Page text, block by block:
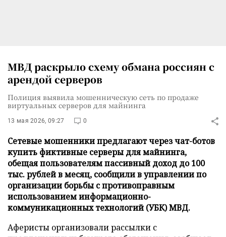
МВД раскрыло схему обмана россиян с
арендой серверов
Полиция выявила мошенническую сеть по продаже
виртуальных серверов для майнинга
13 мая 2026, 09:27 0
Сетевые мошенники предлагают через чат-ботов
купить фиктивные серверы для майнинга,
обещая пользователям пассивный доход до 100
тыс. рублей в месяц, сообщили в управлении по
организации борьбы с противоправным
использованием информационно-
коммуникационных технологий (УБК) МВД.
Аферисты организовали рассылки с